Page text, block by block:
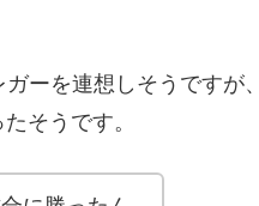
ーを連想しそうですが、
そうです。